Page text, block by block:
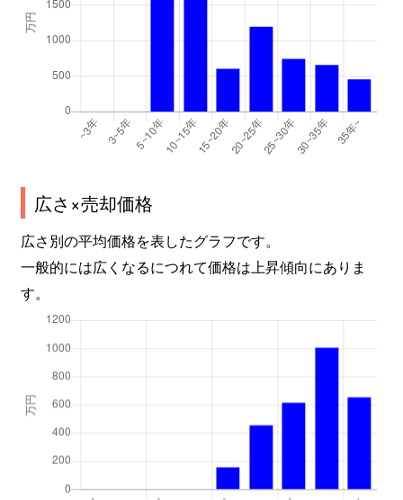
広さ×売却価格
広さ別の平均価格を表したグラフです。
一般的には広くなるにつれて価格は上昇傾向にありま
す。